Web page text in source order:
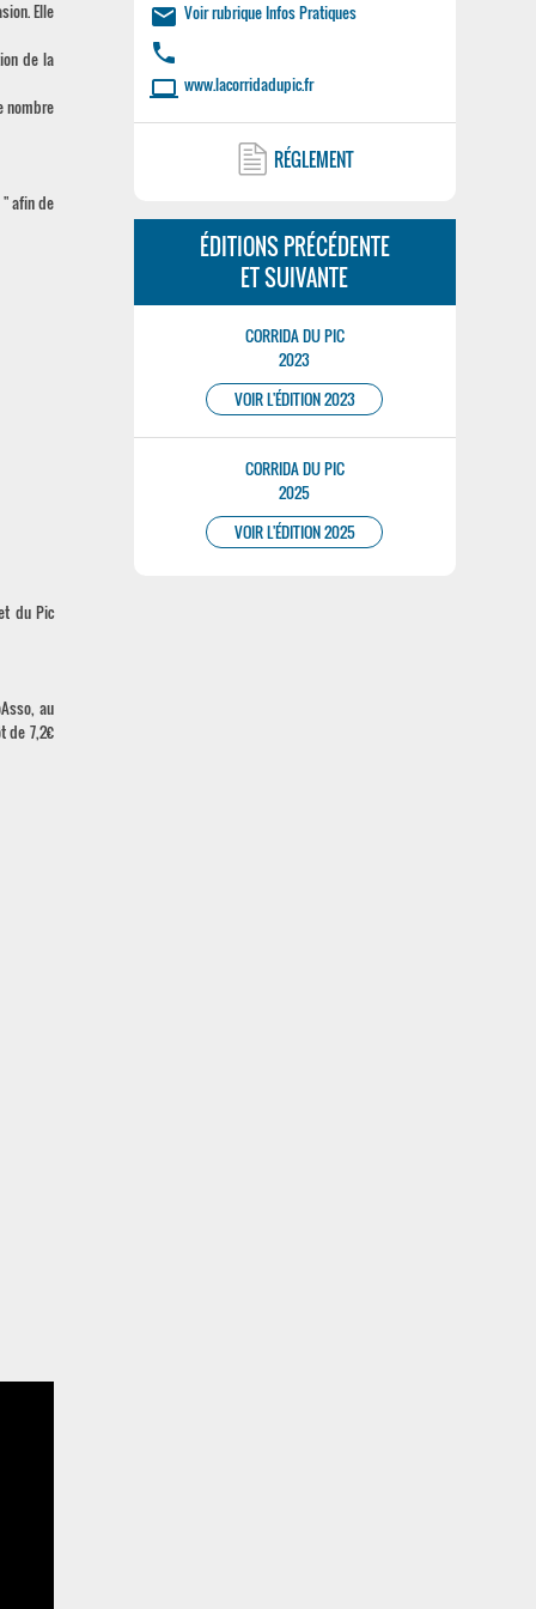
Elle
de la
nombre
afin de
du Pic
au
de 7,2€
email Voir rubrique Infos Pratiques
phone
laptop www.lacorridadupic.fr
RÉGLEMENT
ÉDITIONS PRÉCÉDENTE
ET SUIVANTE
CORRIDA DU PIC
2023
VOIR L'ÉDITION 2023
CORRIDA DU PIC
2025
VOIR L'ÉDITION 2025